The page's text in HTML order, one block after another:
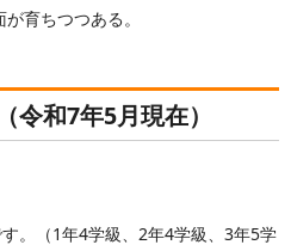
育ちつつある。
令和7年5月現在）
。（1年4学級、2年4学級、3年5学